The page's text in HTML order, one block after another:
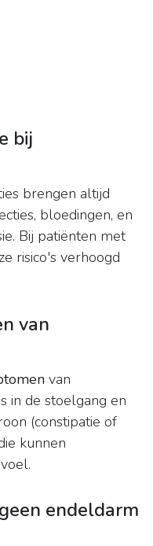
bij
brengen altijd
bloedingen, en
Bij patiënten met
risico's verhoogd
van
van
in de stoelgang en
(constipatie of
kunnen
endeldarm